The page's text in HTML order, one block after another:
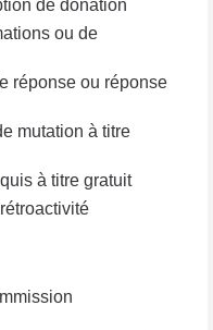
de donation
ou de
réponse ou réponse
mutation à titre
à titre gratuit